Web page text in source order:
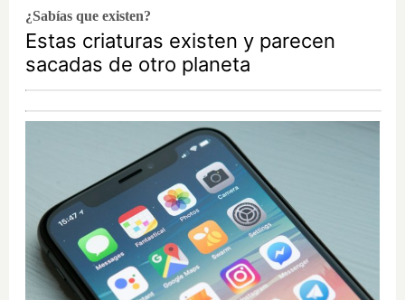
¿Sabías que existen?
Estas criaturas existen y parecen
sacadas de otro planeta